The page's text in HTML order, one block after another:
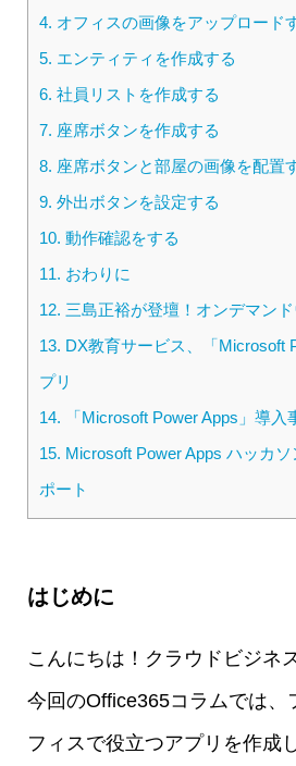
4. オフィスの画像をアップロード
5. エンティティを作成する
6. 社員リストを作成する
7. 座席ボタンを作成する
8. 座席ボタンと部屋の画像を配置
9. 外出ボタンを設定する
10. 動作確認をする
11. おわりに
12. 三島正裕が登壇！オンデマン
13. DX教育サービス、「Microsoft
プリ
14. 「Microsoft Power Apps」導入
15. Microsoft Power Apps ハッカ
ポート
はじめに
こんにちは！クラウドビジネ
今回のOffice365コラムでは、
フィスで役立つアプリを作成